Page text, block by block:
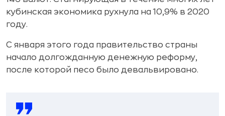
кубинская экономика рухнула на 10,9% в 2020
году.
С января этого года правительство страны
начало долгожданную денежную реформу,
после которой песо было девальвировано.